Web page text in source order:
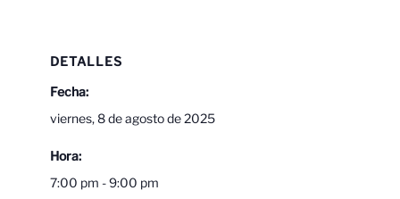
DETALLES
Fecha:
viernes, 8 de agosto de 2025
Hora:
7:00 pm - 9:00 pm